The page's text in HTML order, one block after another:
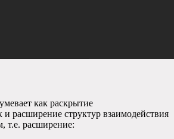
как раскрытие
и расширение структур взаимодействия
расширение: